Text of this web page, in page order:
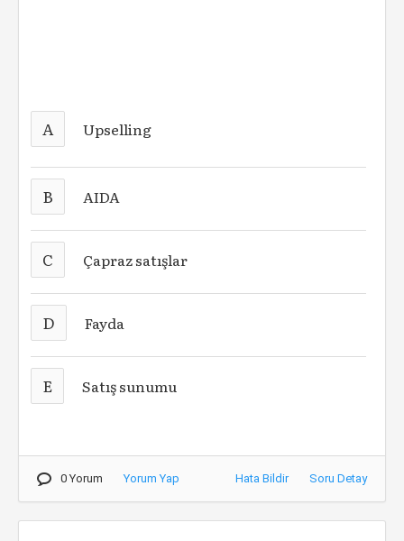
A Upselling
B AIDA
C Çapraz satışlar
D Fayda
E Satış sunumu
0 Yorum Yorum Yap Hata Bildir Soru Detay